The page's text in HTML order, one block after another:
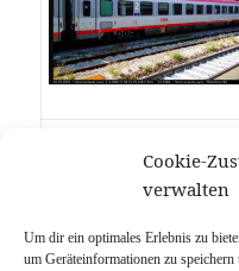
Cookie-
verwalten
Um dir ein optimales Erlebnis zu
um Geräteinformationen zu